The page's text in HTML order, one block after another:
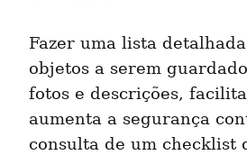
Fazer uma lista
objetos a serem
fotos e descrições,
aumenta a segurança
consulta de um checklist